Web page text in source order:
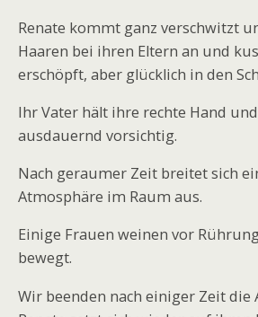
Renate kommt ganz verschwitzt
Haaren bei ihren Eltern an und
erschöpft, aber glücklich in den
Ihr Vater hält ihre rechte Hand
ausdauernd vorsichtig.
Nach geraumer Zeit breitet sich
Atmosphäre im Raum aus.
Einige Frauen weinen vor
bewegt.
Wir beenden nach einiger Zeit die